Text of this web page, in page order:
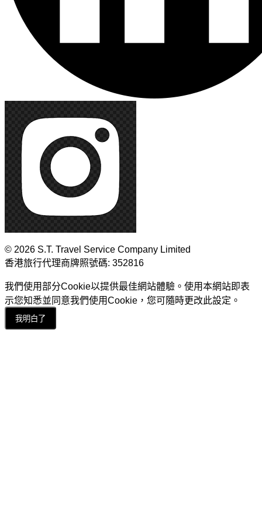
© 2026 S.T. Travel Service Company Limited
香港旅行代理商牌照號碼: 352816
我們使用部分Cookie以提供最佳網站體驗。使用本網站即表
示您知悉並同意我們使用Cookie，您可隨時更改此設定。
我明白了